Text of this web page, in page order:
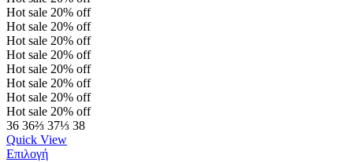
Hot sale 20% off
Hot sale 20% off
Hot sale 20% off
Hot sale 20% off
Hot sale 20% off
Hot sale 20% off
Hot sale 20% off
Hot sale 20% off
36 36⅔ 37⅓ 38
Quick View
Επιλογή